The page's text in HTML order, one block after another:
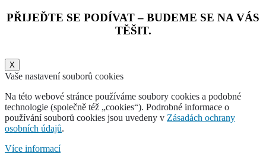
PŘIJEĎTE SE PODÍVAT – BUDEME SE NA VÁS
TĚŠIT.
X
Vaše nastavení souborů cookies
Na této webové stránce používáme soubory cookies a podobné
technologie (společně též „cookies“). Podrobné informace o
používání souborů cookies jsou uvedeny v Zásadách ochrany
osobních údajů.
Více informací